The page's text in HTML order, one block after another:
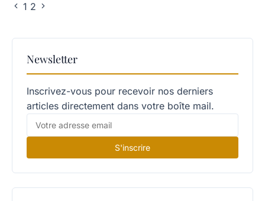
1 2
Newsletter
Inscrivez-vous pour recevoir nos derniers
articles directement dans votre boîte mail.
S'inscrire